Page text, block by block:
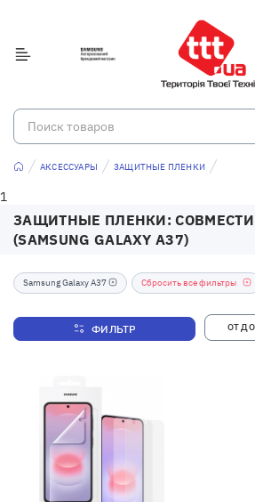
АКСЕССУАРЫ ЗАЩИТНЫЕ ПЛЕНКИ
1
ЗАЩИТНЫЕ ПЛЕНКИ:
(SAMSUNG GALAXY A37)
Samsung Galaxy A37 Сбросить все фильтры
ФИЛЬТР